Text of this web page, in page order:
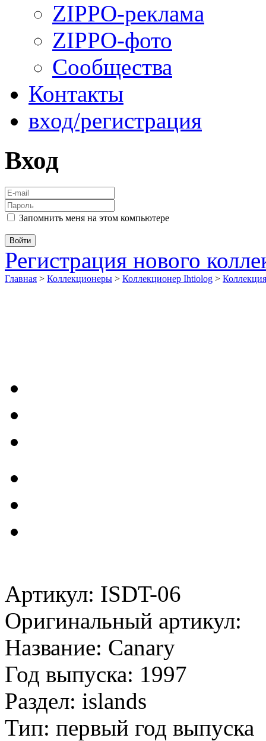
ZIPPO-реклама
ZIPPO-фото
Сообщества
Контакты
вход/регистрация
Вход
Запомнить меня на этом компьютере
Регистрация нового
Главная > Коллекционеры > Коллекционер Ihtiolog >
Артикул: ISDT-06
Оригинальный артикул:
Название: Canary
Год выпуска: 1997
Раздел: islands
Тип: первый год выпуска